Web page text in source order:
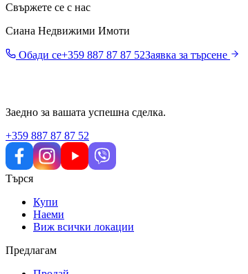
Свържете се с нас
Сиана Недвижими Имоти
Обади се+359 887 87 87 52Заявка за търсене
Заедно за вашата успешна сделка.
+359 887 87 87 52
Търся
Купи
Наеми
Виж всички локации
Предлагам